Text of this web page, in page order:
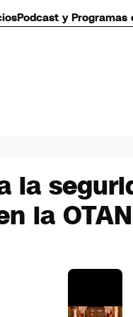
Podcast y Programas
la
la OTAN